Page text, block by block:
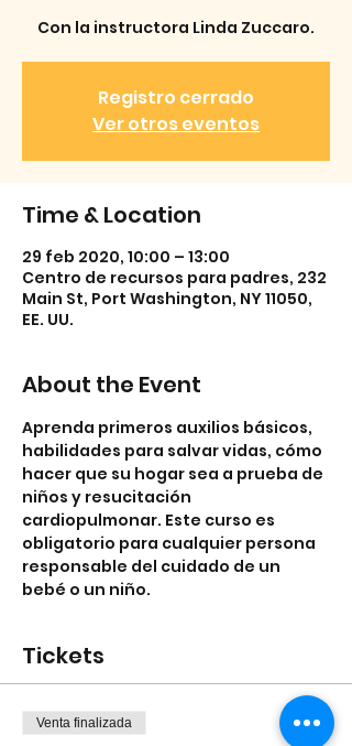
Con la instructora Linda Zuccaro.
Registro cerrado
Ver otros eventos
Time & Location
29 feb 2020, 10:00 – 13:00
Centro de recursos para padres, 232
Main St, Port Washington, NY 11050,
EE. UU.
About the Event
Aprenda primeros auxilios básicos,
habilidades para salvar vidas, cómo
hacer que su hogar sea a prueba de
niños y resucitación
cardiopulmonar. Este curso es
obligatorio para cualquier persona
responsable del cuidado de un
bebé o un niño.
Tickets
Venta finalizada